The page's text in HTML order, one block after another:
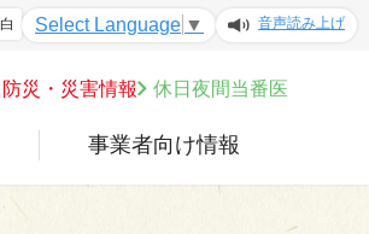
防災・災害情報 休日夜間当番医
事業者向け情報
白 Select Language ▼ 音声読み上げ